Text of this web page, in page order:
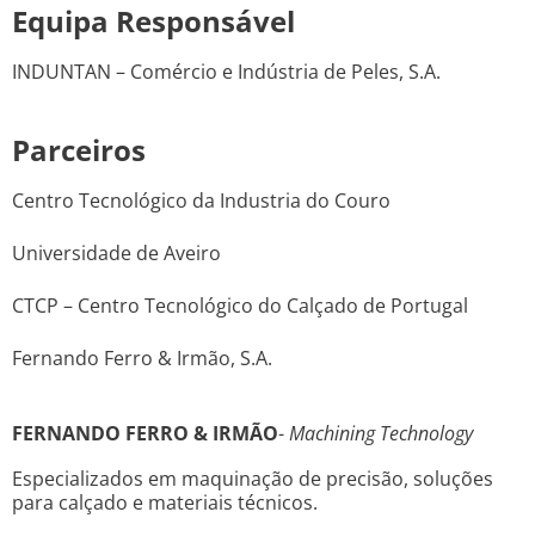
Equipa Responsável
INDUNTAN – Comércio e Indústria de Peles, S.A.
Parceiros
Centro Tecnológico da Industria do Couro
Universidade de Aveiro
CTCP – Centro Tecnológico do Calçado de Portugal
Fernando Ferro & Irmão, S.A.
FERNANDO FERRO & IRMÃO-Machining Technology
Especializados em maquinação de precisão, soluções
para calçado e materiais técnicos.